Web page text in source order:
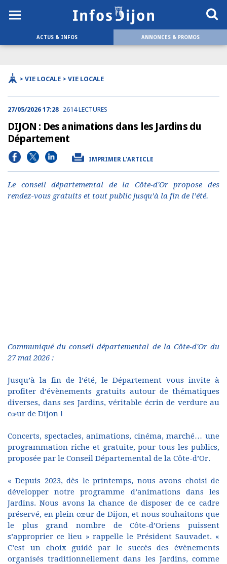
ACTUS & INFOS ANNONCES & PROMOS
> VIE LOCALE > VIE LOCALE
27/05/2026 17:28 2614 LECTURES
DIJON : Des animations dans les Jardins du
Département
IMPRIMER L'ARTICLE
Le conseil départemental de la Côte-d'Or propose des
rendez-vous gratuits et tout public jusqu’à la fin de l’été.
Communiqué du conseil départemental de la Côte-d'Or du
27 mai 2026 :
Jusqu’à la fin de l’été, le Département vous invite à
profiter d’évènements gratuits autour de thématiques
diverses, dans ses Jardins, véritable écrin de verdure au
cœur de Dijon !
Concerts, spectacles, animations, cinéma, marché… une
programmation riche et gratuite, pour tous les publics,
proposée par le Conseil Départemental de la Côte-d’Or.
« Depuis 2023, dès le printemps, nous avons choisi de
développer notre programme d’animations dans les
Jardins. Nous avons la chance de disposer de ce cadre
préservé, en plein cœur de Dijon, et nous souhaitons que
le plus grand nombre de Côte-d’Oriens puissent
s’approprier ce lieu » rappelle le Président Sauvadet. «
C’est un choix guidé par le succès des évènements
organisés traditionnellement dans les Jardins, comme